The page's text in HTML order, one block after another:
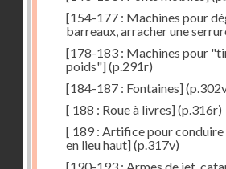
[154-177 : Machines pour
barreaux, arracher une
[178-183 : Machines pour
poids"](p.291r)
[184-187 : Fontaines]
[ 188 : Roue à livres](p.316r)
[ 189 : Artifice pour
en lieu haut](p.317v)